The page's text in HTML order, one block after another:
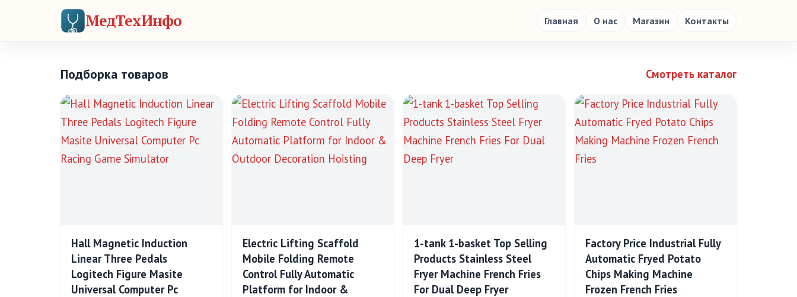
МедТехИнфо Главная О нас Магазин Контакты
Подборка товаров Смотреть каталог
Hall Magnetic Induction
Linear Three Pedals
Logitech Figure Masite
Universal Computer Pc
Electric Lifting Scaffold
Mobile Folding Remote
Control Fully Automatic
Platform for Indoor &
1-tank 1-basket Top Selling
Products Stainless Steel
Fryer Machine French Fries
For Dual Deep Fryer
Factory Price Industrial Fully
Automatic Fryed Potato
Chips Making Machine
Frozen French Fries